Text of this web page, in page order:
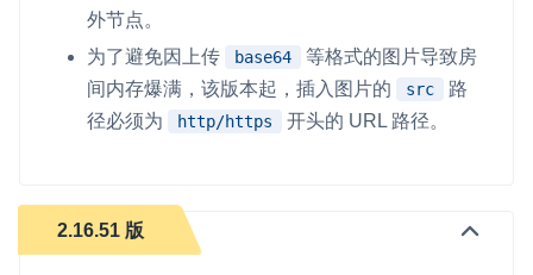
物的实时互动连接
实时互动扩展能力
实时转录翻译
互动白板
快速实现多人实时互动白板协作
外节点。
为了避免因上传
base64
等格式的图片导致房
间内存爆满，该版本起，插入图片的
src
路
径必须为
http/https 开头的 URL 路径。
2.16.51 版